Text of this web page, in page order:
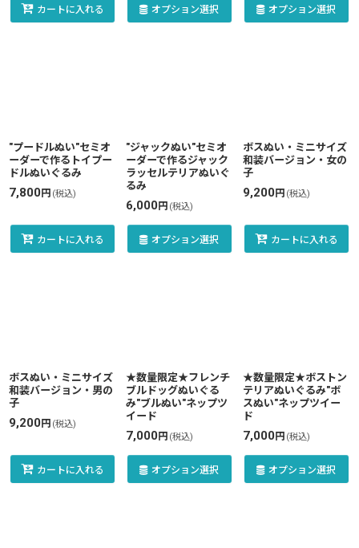
カートに入れる オプション選択 オプション選択
"プードルぬい"セミオ
ーダーで作るトイプー
ドルぬいぐるみ
7,800円 (税込)
カートに入れる
"ジャックぬい"セミオ
ーダーで作るジャック
ラッセルテリアぬいぐ
るみ
6,000円 (税込)
オプション選択
ボスぬい・ミニサイズ
和装バージョン・女の
子
9,200円 (税込)
カートに入れる
ボスぬい・ミニサイズ
和装バージョン・男の
子
9,200円 (税込)
カートに入れる
★数量限定★フレンチ
ブルドッグぬいぐる
み"ブルぬい"ネップツ
イード
7,000円 (税込)
オプション選択
★数量限定★ボストン
テリアぬいぐるみ"ボ
スぬい"ネップツイー
ド
7,000円 (税込)
オプション選択